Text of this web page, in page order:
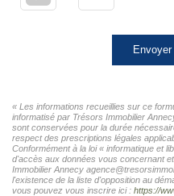
« Les informations recueillies sur ce
informatisé par Trésors Immobilier
sont conservées pour la durée
respect des prescriptions légales
Conformément à la loi « informatique et
d'accès aux données vous concernant
Immobilier Annecy
l'existence de la liste d'opposition au
vous pouvez vous inscrire ici : https://